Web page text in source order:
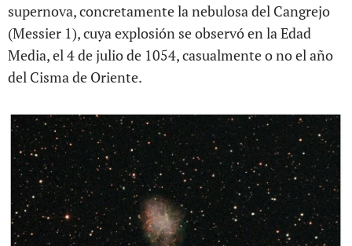
supernova, concretamente la nebulosa del Cangrejo
(Messier 1), cuya explosión se observó en la Edad
Media, el 4 de julio de 1054, casualmente o no el año
del Cisma de Oriente.